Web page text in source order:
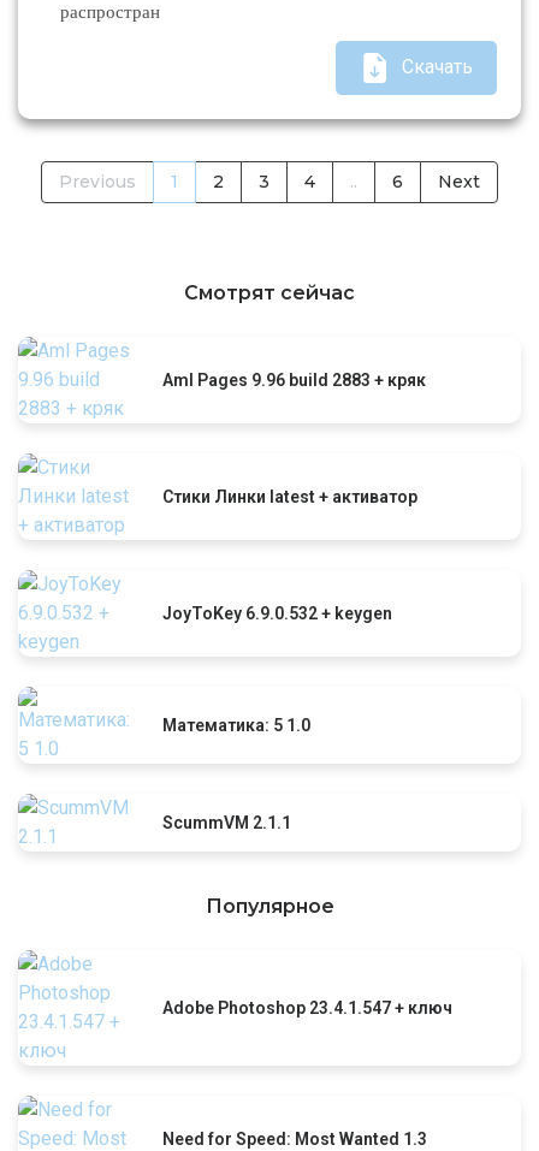
распростран
Скачать
Previous 1 2 3 4 .. 6 Next
Смотрят сейчас
Aml Pages 9.96 build 2883 + кряк
Стики Линки latest + активатор
JoyToKey 6.9.0.532 + keygen
Математика: 5 1.0
ScummVM 2.1.1
Популярное
Adobe Photoshop 23.4.1.547 + ключ
Need for Speed: Most Wanted 1.3